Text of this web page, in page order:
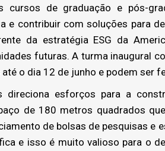
de graduação e pós-
e contribuir com soluções para
da estratégia ESG da
futuras. A turma inaugural
o dia 12 de junho e podem ser
esforços para a
de 180 metros quadrados
de bolsas de pesquisas e
e isso é muito valioso para o